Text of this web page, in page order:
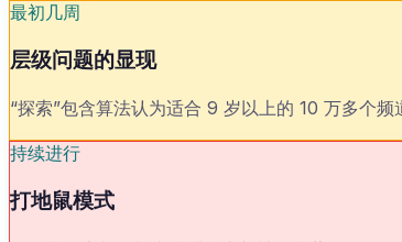
最初几周
层级问题的显现
“探索”包含算法认为适合 9 岁以上的 10 万多个
持续进行
打地鼠模式